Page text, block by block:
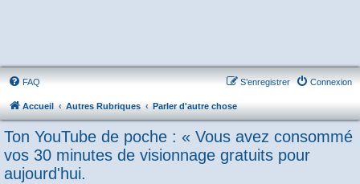
FAQ Connexion
S’enregistrer
Accueil Autres Rubriques Parler d'autre chose
Ton YouTube de poche : « Vous avez consommé
vos 30 minutes de visionnage gratuits pour
aujourd'hui.